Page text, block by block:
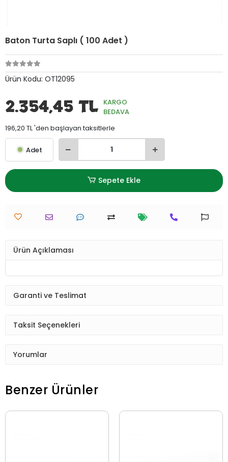
Baton Turta Saplı ( 100 Adet )
Ürün Kodu: OT12095
2.354,45 TL KARGO
BEDAVA
196,20 TL 'den başlayan taksitlerle
Adet
Sepete Ekle
Ürün Açıklaması
Garanti ve Teslimat
Taksit Seçenekleri
Yorumlar
Benzer Ürünler